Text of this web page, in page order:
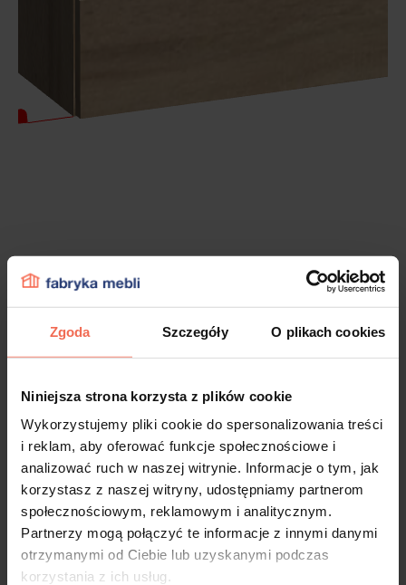
Zgoda Szczegóły O plikach cookies
Niniejsza strona korzysta z plików cookie
Wykorzystujemy pliki cookie do spersonalizowania treści
i reklam, aby oferować funkcje społecznościowe i
analizować ruch w naszej witrynie. Informacje o tym, jak
korzystasz z naszej witryny, udostępniamy partnerom
społecznościowym, reklamowym i analitycznym.
Partnerzy mogą połączyć te informacje z innymi danymi
otrzymanymi od Ciebie lub uzyskanymi podczas
korzystania z ich usług.